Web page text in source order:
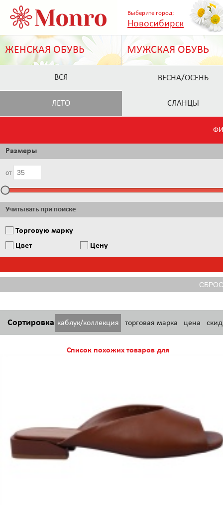
Выберите город:
Новосибирск
ЖЕНСКАЯ ОБУВЬ МУЖСКАЯ ОБУВЬ
ВСЯ ВЕСНА/ОСЕНЬ
ЛЕТО СЛАНЦЫ
Размеры
от
Учитывать при поиске
Торговую марку
Цвет
Цену
Сортировка каблук/коллекция торговая марка цена
Список похожих товаров для